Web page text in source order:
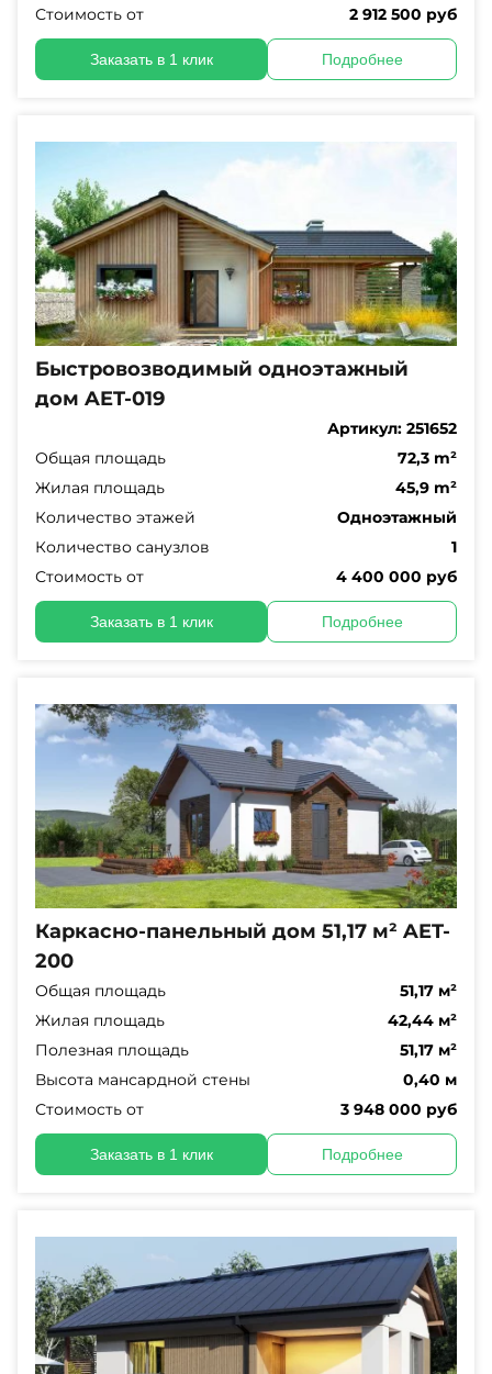
Стоимость от
2 912 500 руб
Заказать в 1 клик Подробнее
Быстровозводимый одноэтажный
дом AET-019
Артикул: 251652
Общая площадь
72,3 m²
Жилая площадь
45,9 m²
Количество этажей
Одноэтажный
Количество санузлов
1
Стоимость от
4 400 000 руб
Заказать в 1 клик Подробнее
Каркасно-панельный дом 51,17 м² AET-
200
Общая площадь
51,17 м²
Жилая площадь
42,44 м²
Полезная площадь
51,17 м²
Высота мансардной стены
0,40 м
Стоимость от
3 948 000 руб
Заказать в 1 клик Подробнее